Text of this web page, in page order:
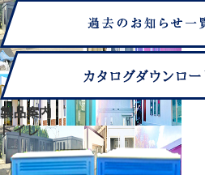
製品案内
トイレ